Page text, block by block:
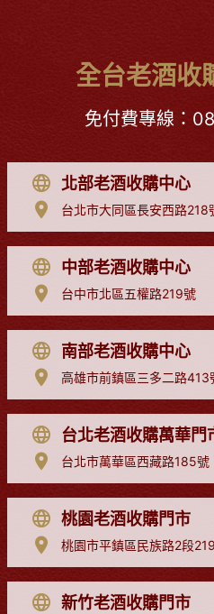
全台老酒收
免付費專線：
北部老酒收購中心
台北市大同區長安西路218
中部老酒收購中心
台中市北區五權路219號
南部老酒收購中心
高雄市前鎮區三多二路413
台北老酒收購萬華門
台北市萬華區西藏路185號
桃園老酒收購門市
桃園市平鎮區民族路2段
新竹老酒收購門市